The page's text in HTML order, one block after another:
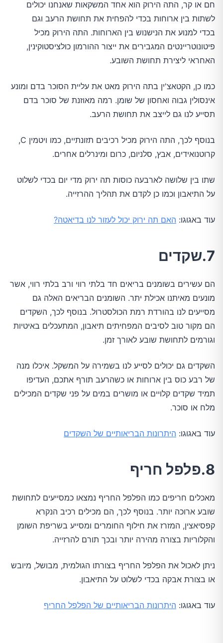
חם או קר, התה הירוק הוא אחד המשקאות שאנחנו יכולים
לשתות בין ארוחות בכדי להפחית את תחושת הרעב וגם
בכדי למנוע את הנישנוש בין הארוחות. התה הירוק מכיל
פיטונוטריינטים המגבירים את ייצור ההורמון כולציסטוקינין,
האחראי ליצירת תחושת השובע.
כמו כן, הקטאצ'ין בתה הירוק מאט את עליית הסוכר בדם ומונע
אינסולין גבוה ואחסון של שומן. רמה מאוזנת של סוכר בדם
תסייע לנו גם לייצב את תחושת הרעב.
בנוסף לכך, התה הירוק מכיל רכיבים תזונתיים, כמו ויטמין C,
קרוטנואידים, אבץ, סלניום, כרום ומינרלים אחרים.
שתו בין שלושה לארבעה כוסות תה ירוק מדי יום בכדי לשלוט
על התיאבון וכמו כן לקדם את תהליך ההרזייה.
עוד באגוגו: האם תה ירוק יכול לעזור לנו בדיאטה?
7.שקדים
הם עשירים בשומנים בריאים חד בלתי רווי ורב בלתי רווי, אשר
מונעים מאיתנו אכילת יתר. השומנים הבריאים האלה גם
מסייעים לנו בהורדת רמת הכולסטרול. בנוסף לכך, השקדים
הם מקור טוב לסיבים המפחיתים תיאבון, המתעכלים באיטיות
וגורמים לתחושת שובע לאורך זמן.
השקדים גם יכולים לסייע לנו בשמירה על המשקל. איכלו מנה
של רבע כוס בין ארוחות או כשהרעב תורף אתכם, העדיפו
תמיד שקדים קלויים או מושרים במים על פני שקדים המכילים
מלח או סוכר.
עוד באגוגו: היתרונות הבריאותיים של השקדים
8.פלפל חריף
מאכלים חריפים כמו הפלפל החריף נמצאו כמסייעים לתחושת
שובע ארוכה יותר. בנוסף לכך, הם מכילים רכיב הנקרא
קפסיאצין, המזרז את חילוף החומרים ומסייע בשריפת השומן
והקלוריות בצורה מהירה יותר ובכך תורם להרזייה.
ניתן לאכול את הפלפל החריף בצורתו הגולמית, מבושל, מיובש
או בצורת אבקה בכדי לשלוט על התיאבון.
עוד באגוגו: היתרונות הבריאותיים של הפלפל החריף